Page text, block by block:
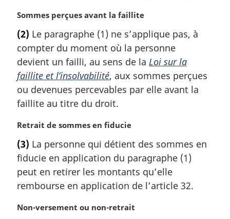
N
t
e
m
a
r
g
i
a
l
e
:
Sommes perçues avant la faillite
(2) Le paragraphe (1) ne s’applique pas, à
compter du moment où la personne
devient un failli, au sens de la Loi sur la
faillite et l’insolvabilité, aux sommes perçues
ou devenues percevables par elle avant la
faillite au titre du droit.
N
t
e
m
a
g
Retrait de sommes en fiducie
(3) La personne qui détient des sommes en
fiducie en application du paragraphe (1)
peut en retirer les montants qu’elle
rembourse en application de l’article 32.
N
Non-versement ou non-retrait